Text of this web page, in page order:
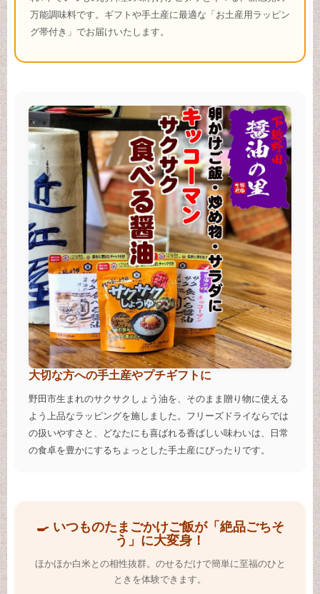
万能調味料です。ギフトや手土産に最適な「お土産用ラッピン
グ帯付き」でお届けいたします。
大切な方への手土産やプチギフトに
野田市生まれのサクサクしょう油を、そのまま贈り物に使える
よう上品なラッピングを施しました。フリーズドライならでは
の扱いやすさと、どなたにも喜ばれる香ばしい味わいは、日常
の食卓を豊かにするちょっとした手土産にぴったりです。
🍳 いつものたまごかけご飯が「絶品ごちそ
う」に大変身！
ほかほか白米との相性抜群。のせるだけで簡単に至福のひと
ときを体験できます。